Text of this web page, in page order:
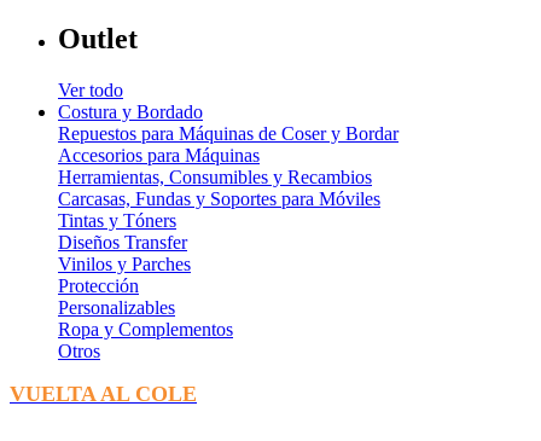
Outlet
Ver todo
Costura y Bordado
Repuestos para Máquinas de Coser y Bordar
Accesorios para Máquinas
Herramientas, Consumibles y Recambios
Carcasas, Fundas y Soportes para Móviles
Tintas y Tóners
Diseños Transfer
Vinilos y Parches
Protección
Personalizables
Ropa y Complementos
Otros
VUELTA AL COLE